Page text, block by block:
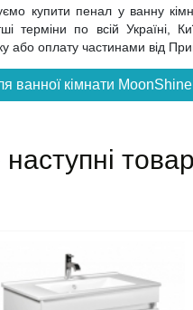
купити пенал у ванну
терміни по всій Україні,
або оплату частинами від
ванної кімнати